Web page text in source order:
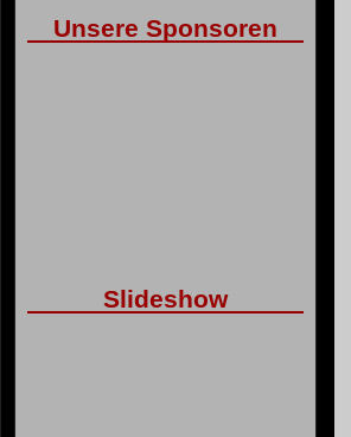
Unsere Sponsoren
Slideshow